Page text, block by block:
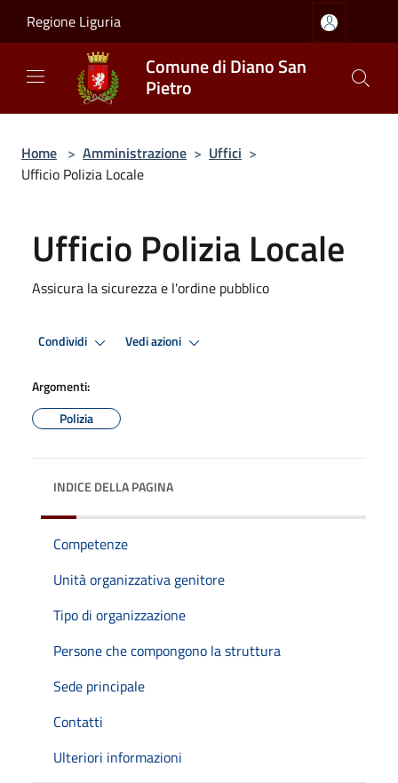
Regione Liguria
Comune di Diano San
Pietro
Home > Amministrazione > Uffici >
Ufficio Polizia Locale
Ufficio Polizia Locale
Assicura la sicurezza e l'ordine pubblico
Condividi Vedi azioni
Argomenti:
Polizia
INDICE DELLA PAGINA
Competenze
Unità organizzativa genitore
Tipo di organizzazione
Persone che compongono la struttura
Sede principale
Contatti
Ulteriori informazioni